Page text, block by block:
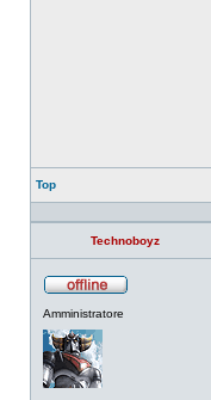
Top
Technoboyz
Amministratore